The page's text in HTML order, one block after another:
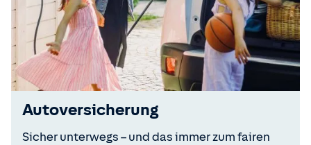
Autoversicherung
Sicher unterwegs – und das immer zum fairen